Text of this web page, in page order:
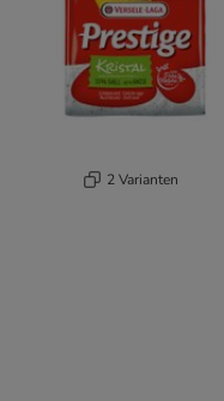
2 Varianten